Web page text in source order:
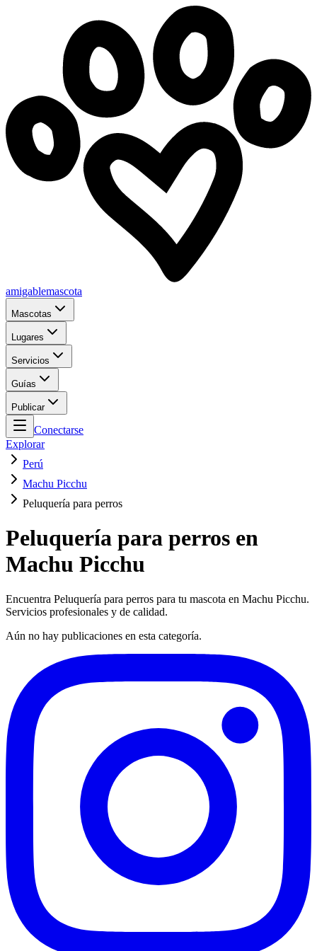
amigablemascota
Mascotas
Lugares
Servicios
Guías
Publicar
Conectarse
Explorar
Perú
Machu Picchu
Peluquería para perros
Peluquería para perros en
Machu Picchu
Encuentra Peluquería para perros para tu mascota en Machu Picchu.
Servicios profesionales y de calidad.
Aún no hay publicaciones en esta categoría.